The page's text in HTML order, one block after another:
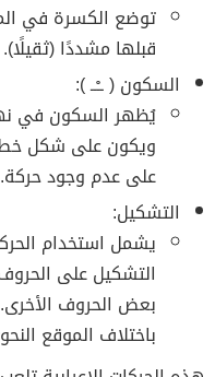
توضع الكسرة في
قبلها مشددًا (ثقيلًا).
السكون ( ــْــ ):
يُظهر السكون في
ويكون على شكل خط
على عدم وجود
التشكيل:
يشمل استخدام
التشكيل على
بعض الحروف
باختلاف الموقع